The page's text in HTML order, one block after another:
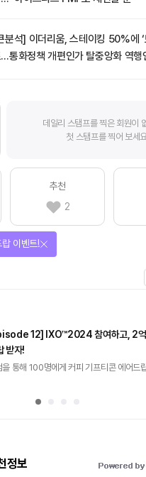
분석] 이더리움, 스테이킹 50%에 ‘
통화정책 개편인가 탈중앙화 역행
데일리 스탬프를 찍은 회원이
첫 스탬프를 찍어 보세
추천
2
이벤트!
12] IXO™2024 참여하고, 2억
받자!
을 통해 100명에게 커피 기프티콘 에어드
정보